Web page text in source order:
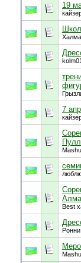
19
Халма
kolm01
7
Best
Ронни